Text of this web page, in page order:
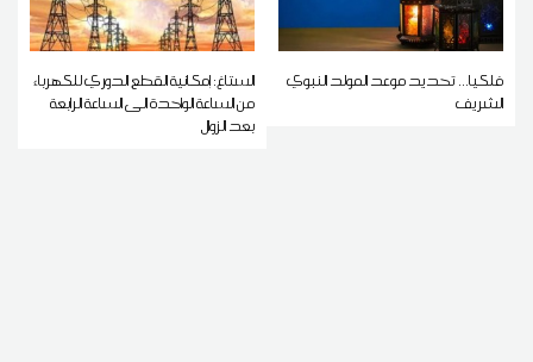
فلكيا... تحديد موعد المولد النبوي
الشريف
الستاغ: إمكانية القطع الدوري للكهرباء
من الساعة الواحدة الى الساعة الرابعة
بعد الزوال